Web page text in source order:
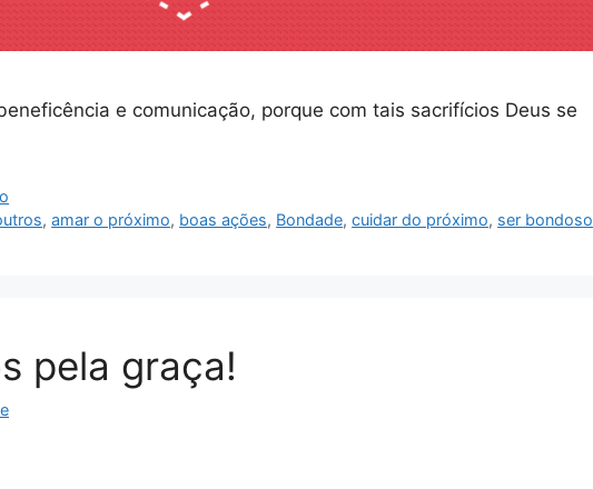
e comunicação, porque com tais sacrifícios Deus se
,amar o próximo, boas ações, Bondade,cuidar do próximo, ser bondoso
pela graça!